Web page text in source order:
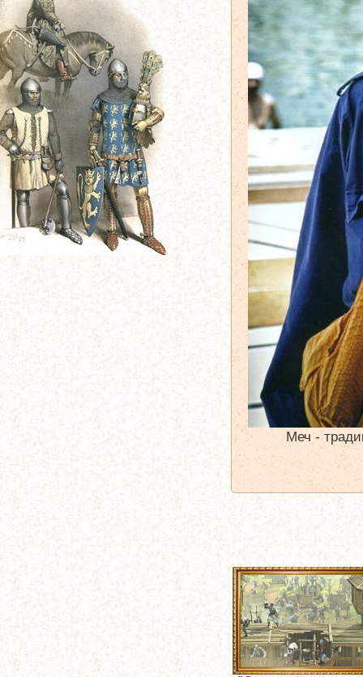
Меч -